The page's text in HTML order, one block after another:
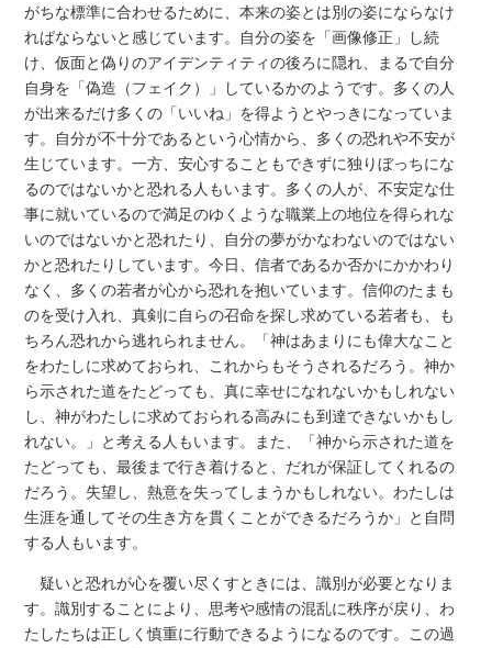
がちな標準に合わせるために、本来の姿とは別の姿にならなけ
ればならないと感じています。自分の姿を「画像修正」し続
け、仮面と偽りのアイデンティティの後ろに隠れ、まるで自分
自身を「偽造（フェイク）」しているかのようです。多くの人
が出来るだけ多くの「いいね」を得ようとやっきになっていま
す。自分が不十分であるという心情から、多くの恐れや不安が
生じています。一方、安心することもできずに独りぼっちにな
るのではないかと恐れる人もいます。多くの人が、不安定な仕
事に就いているので満足のゆくような職業上の地位を得られな
いのではないかと恐れたり、自分の夢がかなわないのではない
かと恐れたりしています。今日、信者であるか否かにかかわり
なく、多くの若者が心から恐れを抱いています。信仰のたまも
のを受け入れ、真剣に自らの召命を探し求めている若者も、も
ちろん恐れから逃れられません。「神はあまりにも偉大なこと
をわたしに求めておられ、これからもそうされるだろう。神か
ら示された道をたどっても、真に幸せになれないかもしれない
し、神がわたしに求めておられる高みにも到達できないかもし
れない。」と考える人もいます。また、「神から示された道を
たどっても、最後まで行き着けると、だれが保証してくれるの
だろう。失望し、熱意を失ってしまうかもしれない。わたしは
生涯を通してその生き方を貫くことができるだろうか」と自問
する人もいます。
疑いと恐れが心を覆い尽くすときには、識別が必要となりま
す。識別することにより、思考や感情の混乱に秩序が戻り、わ
たしたちは正しく慎重に行動できるようになるのです。この過